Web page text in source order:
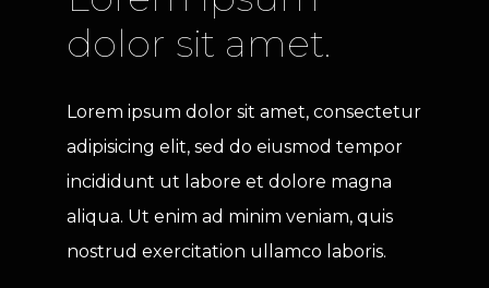
dolor sit amet.
Lorem ipsum dolor sit amet, consectetur
adipisicing elit, sed do eiusmod tempor
incididunt ut labore et dolore magna
aliqua. Ut enim ad minim veniam, quis
nostrud exercitation ullamco laboris.